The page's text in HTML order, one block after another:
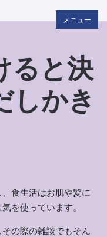
メニュー
ると決
しかき
、食生活はお肌や髪に
を使っています。
の際の雑談でもそん